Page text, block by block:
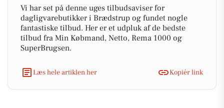
Vi har set på denne uges tilbudsaviser for
dagligvarebutikker i Brædstrup og fundet nogle
fantastiske tilbud. Her er et udpluk af de bedste
tilbud fra Min Købmand, Netto, Rema 1000 og
SuperBrugsen.
Læs hele artiklen her Kopiér link